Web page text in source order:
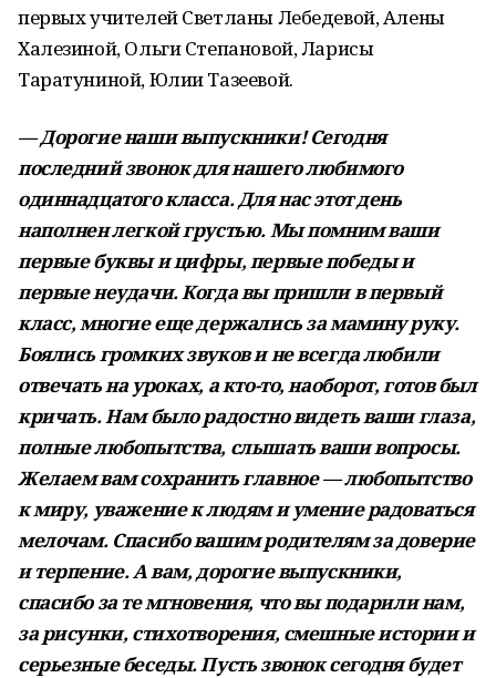
первых учителей Светланы Лебедевой, Алены
Халезиной, Ольги Степановой, Ларисы
Таратуниной, Юлии Тазеевой.
— Дорогие наши выпускники! Сегодня
последний звонок для нашего любимого
одиннадцатого класса. Для нас этот день
наполнен легкой грустью. Мы помним ваши
первые буквы и цифры, первые победы и
первые неудачи. Когда вы пришли в первый
класс, многие еще держались за мамину руку.
Боялись громких звуков и не всегда любили
отвечать на уроках, а кто-то, наоборот, готов был
кричать. Нам было радостно видеть ваши глаза,
полные любопытства, слышать ваши вопросы.
Желаем вам сохранить главное — любопытство
к миру, уважение к людям и умение радоваться
мелочам. Спасибо вашим родителям за доверие
и терпение. А вам, дорогие выпускники,
спасибо за те мгновения, что вы подарили нам,
за рисунки, стихотворения, смешные истории и
серьезные беседы. Пусть звонок сегодня будет